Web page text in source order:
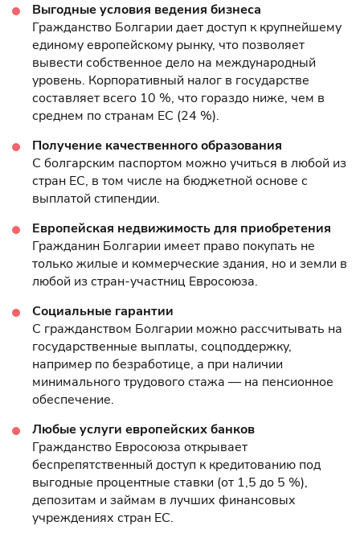
Выгодные условия ведения бизнеса
Гражданство Болгарии дает доступ к крупнейшему
единому европейскому рынку, что позволяет
вывести собственное дело на международный
уровень. Корпоративный налог в государстве
составляет всего 10 %, что гораздо ниже, чем в
среднем по странам ЕС (24 %).
Получение качественного образования
С болгарским паспортом можно учиться в любой из
стран ЕС, в том числе на бюджетной основе с
выплатой стипендии.
Европейская недвижимость для приобретения
Гражданин Болгарии имеет право покупать не
только жилые и коммерческие здания, но и земли в
любой из стран-участниц Евросоюза.
Социальные гарантии
С гражданством Болгарии можно рассчитывать на
государственные выплаты, соцподдержку,
например по безработице, а при наличии
минимального трудового стажа — на пенсионное
обеспечение.
Любые услуги европейских банков
Гражданство Евросоюза открывает
беспрепятственный доступ к кредитованию под
выгодные процентные ставки (от 1,5 до 5 %),
депозитам и займам в лучших финансовых
учреждениях стран ЕС.